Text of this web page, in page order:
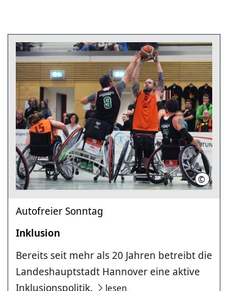
© Team
Autofreier Sonntag
Inklusion
Bereits seit mehr als 20 Jahren betreibt die
Landeshauptstadt Hannover eine aktive
Inklusionspolitik.
lesen